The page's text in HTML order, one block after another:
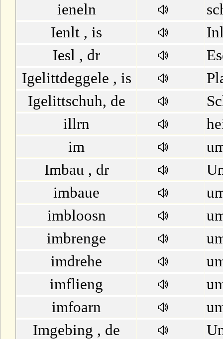
Z
ieneln
Ienlt , is
Iesl , dr
Igelittdeggele , is
Igelittschuh, de
illrn
im
Imbau , dr
imbaue
imbloosn
imbrenge
imdrehe
imflieng
imfoarn
Imgebing , de